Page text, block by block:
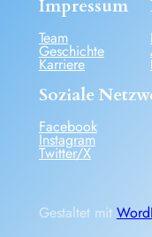
Impressum
Team
Geschichte
Karriere
Soziale
Facebook
Instagram
Twitter/X
Gestaltet mit